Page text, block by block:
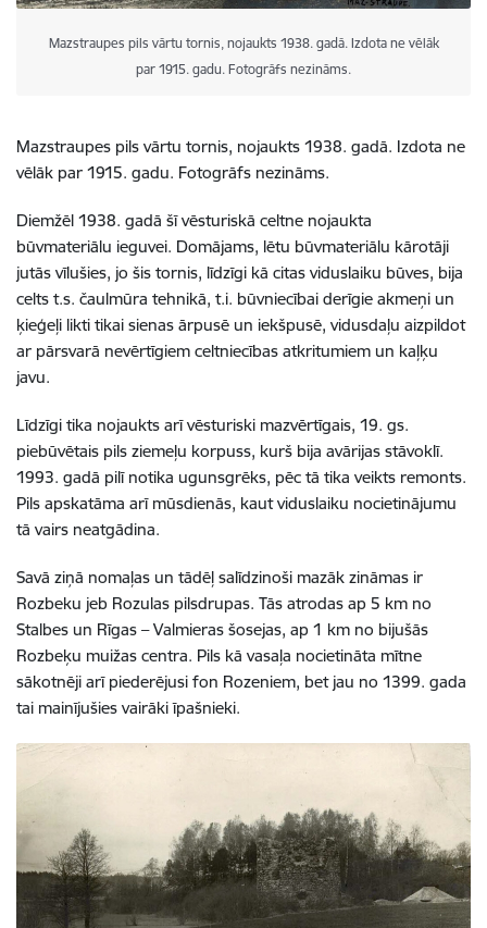
Mazstraupes pils vārtu tornis, nojaukts 1938. gadā. Izdota ne vēlāk
par 1915. gadu. Fotogrāfs nezināms.
Mazstraupes pils vārtu tornis, nojaukts 1938. gadā. Izdota ne
vēlāk par 1915. gadu. Fotogrāfs nezināms.
Diemžēl 1938. gadā šī vēsturiskā celtne nojaukta
būvmateriālu ieguvei. Domājams, lētu būvmateriālu kārotāji
jutās vīlušies, jo šis tornis, līdzīgi kā citas viduslaiku būves, bija
celts t.s. čaulmūra tehnikā, t.i. būvniecībai derīgie akmeņi un
ķieģeļi likti tikai sienas ārpusē un iekšpusē, vidusdaļu aizpildot
ar pārsvarā nevērtīgiem celtniecības atkritumiem un kaļķu
javu.
Līdzīgi tika nojaukts arī vēsturiski mazvērtīgais, 19. gs.
piebūvētais pils ziemeļu korpuss, kurš bija avārijas stāvoklī.
1993. gadā pilī notika ugunsgrēks, pēc tā tika veikts remonts.
Pils apskatāma arī mūsdienās, kaut viduslaiku nocietinājumu
tā vairs neatgādina.
Savā ziņā nomaļas un tādēļ salīdzinoši mazāk zināmas ir
Rozbeku jeb Rozulas pilsdrupas. Tās atrodas ap 5 km no
Stalbes un Rīgas – Valmieras šosejas, ap 1 km no bijušās
Rozbeķu muižas centra. Pils kā vasaļa nocietināta mītne
sākotnēji arī piederējusi fon Rozeniem, bet jau no 1399. gada
tai mainījušies vairāki īpašnieki.